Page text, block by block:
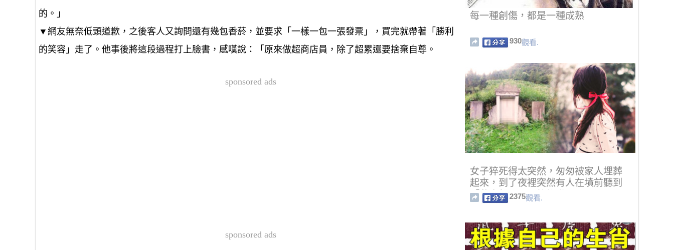
的。」
▼網友無奈低頭道歉，之後客人又詢問還有幾包香菸，並要求「一樣一包一張發票」，買完就帶著「勝利
的笑容」走了。他事後將這段過程打上臉書，感嘆說：「原來做超商店員，除了超累還要捨棄自尊。
sponsored ads
sponsored ads
每一種創傷，都是一種成熟
930觀看.
女子猝死得太突然，匆匆被家人埋葬
起來，到了夜裡突然有人在墳前聽到
「救命聲」，開棺後發現…！
2375觀看.